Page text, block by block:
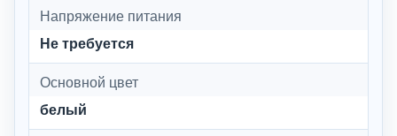
Напряжение питания
Не требуется
Основной цвет
белый